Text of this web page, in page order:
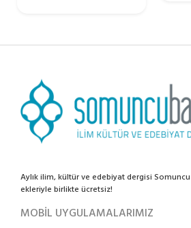
Aylık ilim, kültür ve edebiyat dergisi
ekleriyle birlikte ücretsiz!
MOBİL UYGULAMALARIMIZ